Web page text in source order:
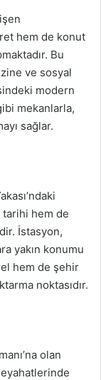
hem de konut
Bu
ve sosyal
modern
mekanlarla,
sağlar.
hem de
İstasyon,
yakın konumu
hem de şehir
noktasıdır.
olan